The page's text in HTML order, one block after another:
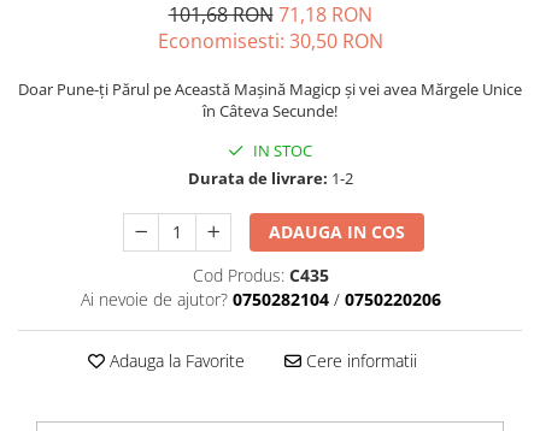
101,68 RON 71,18 RON
Economisesti: 30,50 RON
Doar Pune-ți Părul pe Această Mașină Magicp și vei avea Mărgele Unice
în Câteva Secunde!
IN STOC
Durata de livrare: 1-2
ADAUGA IN COS
Cod Produs: C435
Ai nevoie de ajutor? 0750282104 / 0750220206
Adauga la Favorite Cere informatii